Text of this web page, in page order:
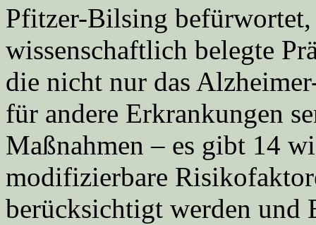
Pfitzer-Bilsing
wissenschaftlich belegte
die nicht nur das
für andere Erkrankungen
Maßnahmen – es gibt 14
modifizierbare
berücksichtigt werden und